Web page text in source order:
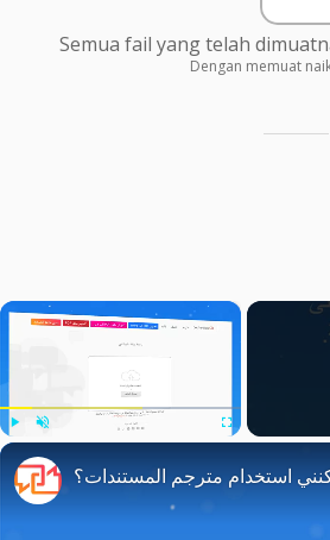
Semua fail yang telah
Dengan memuat
×
استخدام مترجم المستندات؟